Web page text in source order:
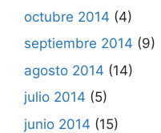
octubre 2014 (4)
septiembre 2014 (9)
agosto 2014 (14)
julio 2014 (5)
junio 2014 (15)